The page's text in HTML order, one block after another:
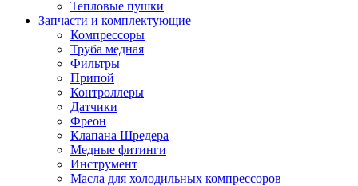
Тепловые пушки
Запчасти и комплектующие
Компрессоры
Труба медная
Фильтры
Припой
Контроллеры
Датчики
Фреон
Клапана Шредера
Медные фитинги
Инструмент
Масла для холодильных компрессоров